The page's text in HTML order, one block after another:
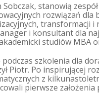
stanowią
rozwiązań dla
transformacji i
i konsultant dla
studiów MBA
szkolenia dla
Piotr. Po inspirującej
z
pierwsze